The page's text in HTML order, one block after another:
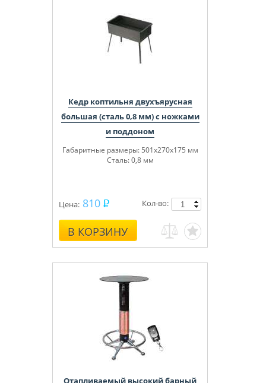
Кедр коптильня двухъярусная
большая (сталь 0,8 мм) с ножками
и поддоном
Габаритные размеры: 501x270x175 мм
Сталь: 0,8 мм
Цена: 810
В КОРЗИНУ
Кол-во:
Отапливаемый высокий барный